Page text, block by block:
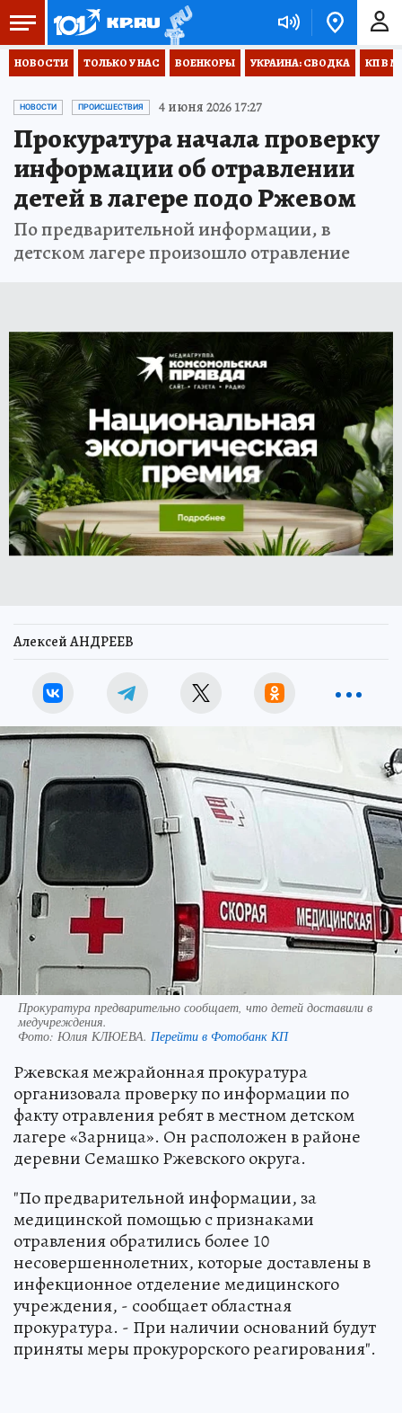
НОВОСТИ ТОЛЬКО У НАС ВОЕНКОРЫ УКРАИНА: СВОДКА КП В
НОВОСТИ ПРОИСШЕСТВИЯ 4 июня 2026 17:27
Прокуратура начала проверку
информации об отравлении
детей в лагере подо Ржевом
По предварительной информации, в
детском лагере произошло отравление
Алексей АНДРЕЕВ
Прокуратура предварительно сообщает, что детей доставили в
медучреждения.
Фото: Юлия КЛЮЕВА. Перейти в Фотобанк КП
Ржевская межрайонная прокуратура
организовала проверку по информации по
факту отравления ребят в местном детском
лагере «Зарница». Он расположен в районе
деревни Семашко Ржевского округа.
"По предварительной информации, за
медицинской помощью с признаками
отравления обратились более 10
несовершеннолетних, которые доставлены в
инфекционное отделение медицинского
учреждения, - сообщает областная
прокуратура. - При наличии оснований будут
приняты меры прокурорского реагирования".